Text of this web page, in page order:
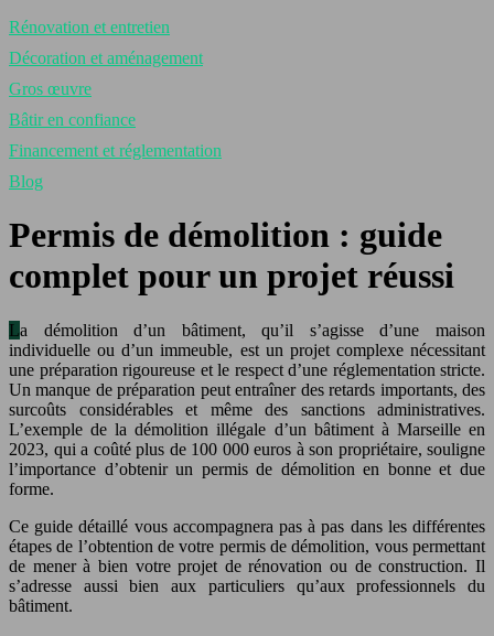
Rénovation et entretien
Décoration et aménagement
Gros œuvre
Bâtir en confiance
Financement et réglementation
Blog
Permis de démolition : guide
complet pour un projet réussi
La démolition d’un bâtiment, qu’il s’agisse d’une maison
individuelle ou d’un immeuble, est un projet complexe nécessitant
une préparation rigoureuse et le respect d’une réglementation stricte.
Un manque de préparation peut entraîner des retards importants, des
surcoûts considérables et même des sanctions administratives.
L’exemple de la démolition illégale d’un bâtiment à Marseille en
2023, qui a coûté plus de 100 000 euros à son propriétaire, souligne
l’importance d’obtenir un permis de démolition en bonne et due
forme.
Ce guide détaillé vous accompagnera pas à pas dans les différentes
étapes de l’obtention de votre permis de démolition, vous permettant
de mener à bien votre projet de rénovation ou de construction. Il
s’adresse aussi bien aux particuliers qu’aux professionnels du
bâtiment.